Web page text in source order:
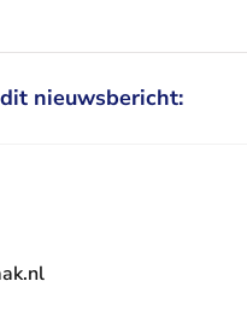
nieuwsbericht: